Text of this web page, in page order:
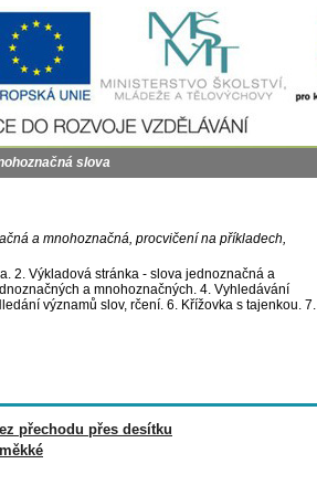
slova
a mnohoznačná, procvičení na příkladech,
2. Výkladová stránka - slova jednoznačná a
a mnohoznačných. 4. Vyhledávání
významů slov, rčení. 6. Křížovka s tajenkou. 7.
přechodu přes desítku